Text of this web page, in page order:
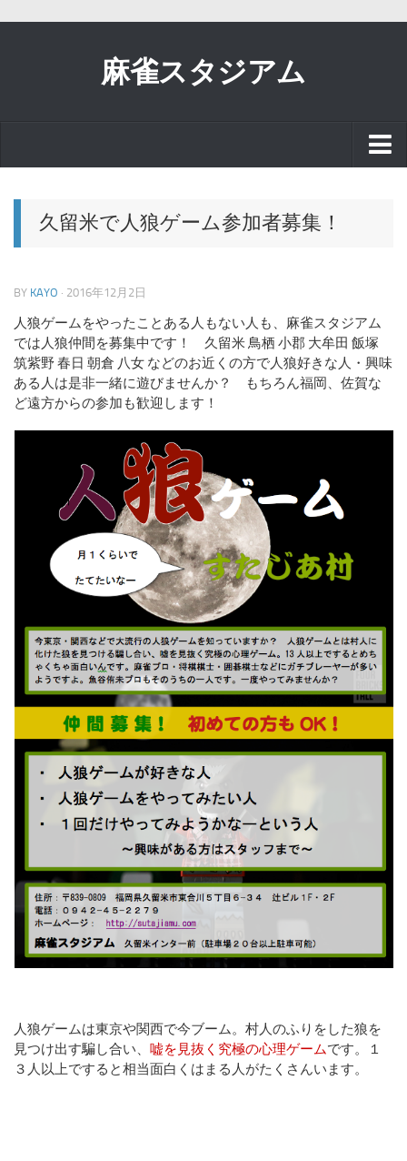
麻雀スタジアム
スタッフブログ
お知らせ
リアル麻雀で
ホームページ
久留米で人狼ゲーム参加者募集！
BY KAYO · 2016年12月2日
人狼ゲームをやったことある人もない人も、麻雀スタジアム
では人狼仲間を募集中です！ 久留米 鳥栖 小郡 大牟田 飯塚
筑紫野 春日 朝倉 八女 などのお近くの方で人狼好きな人・興味
ある人は是非一緒に遊びませんか？ もちろん福岡、佐賀な
ど遠方からの参加も歓迎します！
人狼ゲームは東京や関西で今ブーム。村人のふりをした狼を
見つけ出す騙し合い、 嘘を見抜く究極の心理ゲームです。１
３人以上ですると相当面白くはまる人がたくさんいます。